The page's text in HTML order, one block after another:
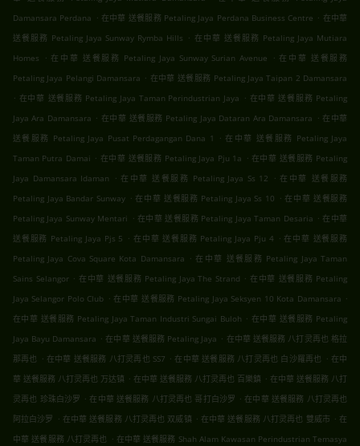
Damansara Perdana . 在中華 送餐服務 Petaling Jaya Perdana Business Centre . 在中華
送餐服務 Petaling Jaya Sunway Rymba Hills . 在中華 送餐服務 Petaling Jaya Mutiara
Homes
. 在中華 送餐服務 Petaling Jaya Sunway Surian Avenue . 在中華 送餐服務
Petaling Jaya Pelangi Damansara . 在中華 送餐服務 Petaling Jaya Taipan 2 Damansara
. 在中華 送餐服務 Petaling Jaya Taman Perindustrian Jaya . 在中華 送餐服務 Petaling
Jaya Ara Damansara . 在中華 送餐服務 Petaling Jaya Dataran Ara Damansara . 在中華
送餐服務 Petaling Jaya Pusat Perdagangan Dana 1
. 在中華 送餐服務 Petaling Jaya
Taman Putra Damai . 在中華 送餐服務 Petaling Jaya Pju 1a . 在中華 送餐服務 Petaling
Jaya Damansara Idaman
. 在中華 送餐服務 Petaling Jaya Ss 12 . 在中華 送餐服務
Petaling Jaya Bandar Sunway . 在中華 送餐服務 Petaling Jaya Ss 10 . 在中華 送餐服務
Petaling Jaya Sunway Mentari . 在中華 送餐服務 Petaling Jaya Taman Desaria . 在中華
送餐服務 Petaling Jaya Pjs 5 . 在中華 送餐服務 Petaling Jaya Pju 4 . 在中華 送餐服務
Petaling Jaya Cova Square Kota Damansara . 在中華 送餐服務 Petaling Jaya Taman
Sains Selangor . 在中華 送餐服務 Petaling Jaya The Strand . 在中華 送餐服務 Petaling
Jaya Selangor Polo Club . 在中華 送餐服務 Petaling Jaya Seksyen 10 Kota Damansara .
在中華 送餐服務 Petaling Jaya Taman Industri Sungai Buloh . 在中華 送餐服務 Petaling
Jaya Bayu Damansara . 在中華 送餐服務 Petaling Jaya . 在中華 送餐服務 八打灵再也 格拉
那再也 . 在中華 送餐服務 八打灵再也 SS7 . 在中華 送餐服務 八打灵再也 白沙羅再也 . 在中
華 送餐服務 八打灵再也 万达镇 . 在中華 送餐服務 八打灵再也 百樂鎮 . 在中華 送餐服務 八打
灵再也 珍珠白沙罗 . 在中華 送餐服務 八打灵再也 哥打白沙罗 . 在中華 送餐服務 八打灵再也
阿拉白沙罗 . 在中華 送餐服務 八打灵再也 双威镇 . 在中華 送餐服務 八打灵再也 雙威市 . 在
中華 送餐服務 八打灵再也 . 在中華 送餐服務 Shah Alam Kawasan Perindustrian Temasya